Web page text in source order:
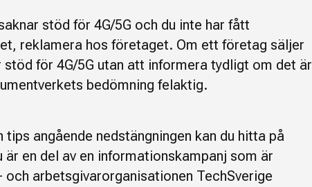
stöd för 4G/5G och du inte har fått
reklamera hos företaget. Om ett företag säljer
stöd för 4G/5G utan att informera tydligt om det är
bedömning felaktig.
angående nedstängningen kan du hitta på
är en del av en informationskampanj som är
och arbetsgivarorganisationen TechSverige